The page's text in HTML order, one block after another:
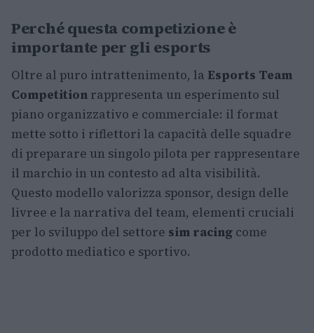
Perché questa competizione è
importante per gli esports
Oltre al puro intrattenimento, la Esports Team
Competition rappresenta un esperimento sul
piano organizzativo e commerciale: il format
mette sotto i riflettori la capacità delle squadre
di preparare un singolo pilota per rappresentare
il marchio in un contesto ad alta visibilità.
Questo modello valorizza sponsor, design delle
livree e la narrativa del team, elementi cruciali
per lo sviluppo del settore sim racing come
prodotto mediatico e sportivo.